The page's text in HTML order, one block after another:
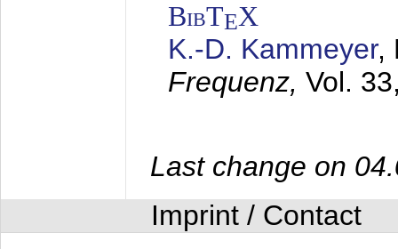
BibTEX
K.-D. Kammeyer,
Frequenz, Vol.
Last change on
Imprint / Contact